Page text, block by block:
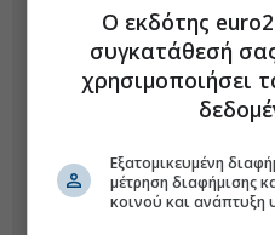
Ο εκδότης
συγκατάθεσή
χρησιμοποιήσει
Εξατομικευμένη
μέτρηση διαφήμισης
κοινού και ανάπτυξη